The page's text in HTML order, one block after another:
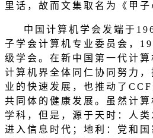
里话，故而文集取名为《甲子
中国计算机学会发端于
子学会计算机专业委员会，
级学会。在新中国第一代计算
计算机界全体同仁协同努力
业的快速发展，也推动了 CCF
共同体的健康发展。虽然计
学科，但是，源于天时：人
进入信息时代；地利：党和